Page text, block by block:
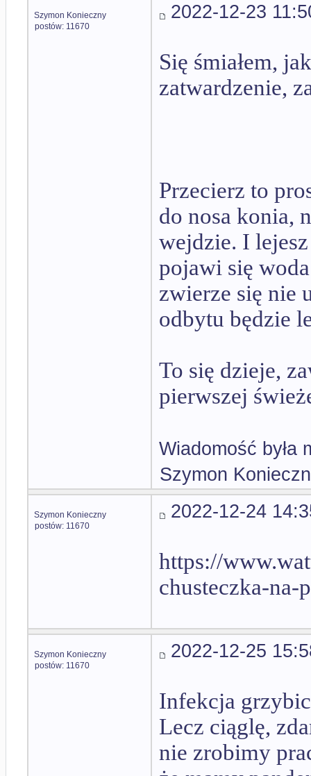
Szymon Konieczny
postów: 11670
2022-12-23
Się śmiałem,
zatwardzenie,
Przecierz to
do nosa konia,
wejdzie. I
pojawi się
zwierze się nie
odbytu będzie
To się dzieje,
pierwszej
Wiadomość była
Szymon
Szymon Konieczny
postów: 11670
2022-12-24
https://
chusteczka-na-
Szymon Konieczny
postów: 11670
2022-12-25
Infekcja
Lecz ciąglę,
nie zrobimy